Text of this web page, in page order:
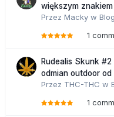
większym
Przez Macky w
1
Rudealis Skunk
odmian outdoor od
Przez THC-THC w
1